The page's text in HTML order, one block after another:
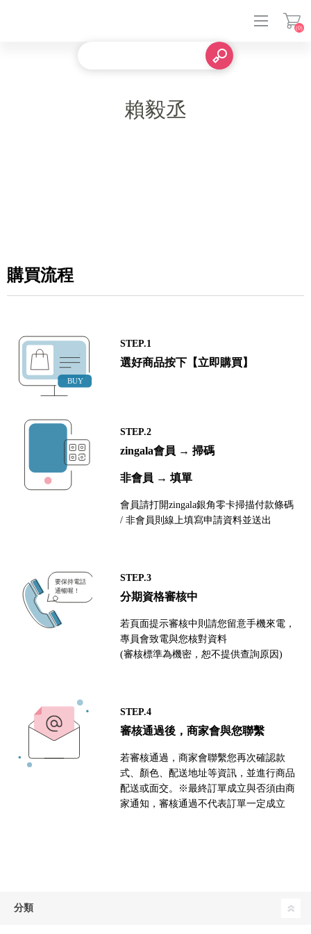
(0)
賴毅丞
購買流程
STEP.1
選好商品按下【立即購買】
STEP.2
zingala會員 → 掃碼
非會員 → 填單
會員請打開zingala銀角零卡掃描付款條碼
/ 非會員則線上填寫申請資料並送出
STEP.3
分期資格審核中
若頁面提示審核中則請您留意手機來電，
專員會致電與您核對資料
(審核標準為機密，恕不提供查詢原因)
STEP.4
審核通過後，商家會與您聯繫
若審核通過，商家會聯繫您再次確認款
式、顏色、配送地址等資訊，並進行商品
配送或面交。※最終訂單成立與否須由商
家通知，審核通過不代表訂單一定成立
分類